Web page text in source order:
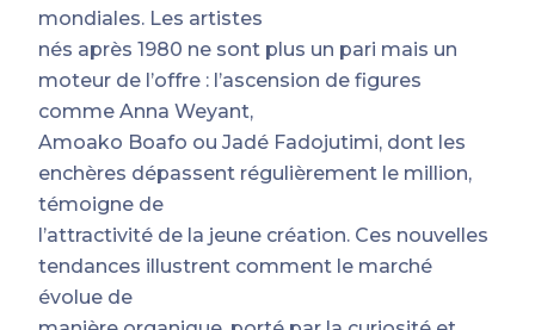
mondiales. Les artistes
nés après 1980 ne sont plus un pari mais un
moteur de l’offre : l’ascension de figures
comme Anna Weyant,
Amoako Boafo ou Jadé Fadojutimi, dont les
enchères dépassent régulièrement le million,
témoigne de
l’attractivité de la jeune création. Ces nouvelles
tendances illustrent comment le marché
évolue de